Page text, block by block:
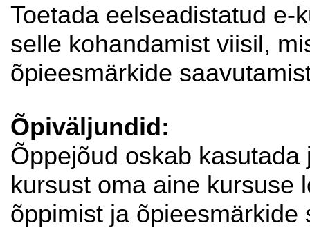
Toetada eelseadistatud e-
selle kohandamist viisil,
õpieesmärkide
Õpiväljundid:
Õppejõud oskab
kursust oma aine kursuse
õppimist ja õpieesmärkide